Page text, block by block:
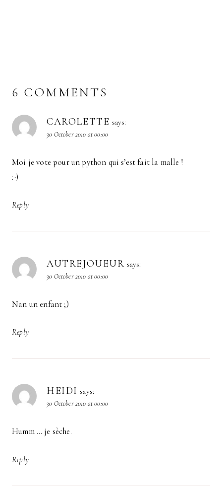
6 COMMENTS
CAROLETTE says:
30 October 2010 at 00:00
Moi je vote pour un python qui s’est fait la malle !
:-)
Reply
AUTREJOUEUR says:
30 October 2010 at 00:00
Nan un enfant ;)
Reply
HEIDI says:
30 October 2010 at 00:00
Humm … je sèche.
Reply